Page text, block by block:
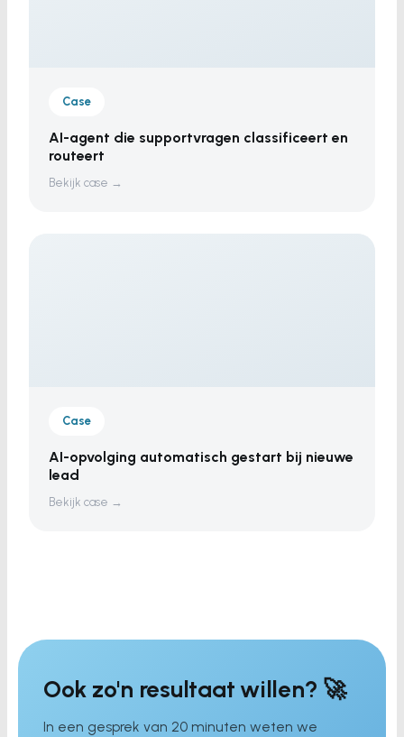
Case
AI-agent die supportvragen classificeert en
routeert
Bekijk case →
Case
AI-opvolging automatisch gestart bij nieuwe
lead
Bekijk case →
Ook zo'n resultaat willen? 🚀
In een gesprek van 20 minuten weten we